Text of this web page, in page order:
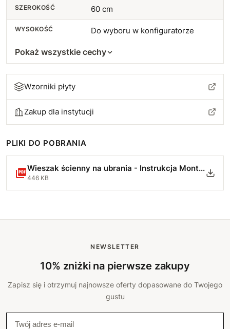
SZEROKOŚĆ 60 cm
WYSOKOŚĆ Do wyboru w konfiguratorze
Pokaż wszystkie cechy
Wzorniki płyty
Zakup dla instytucji
PLIKI DO POBRANIA
Wieszak ścienny na ubrania - Instrukcja Montażu1.pdf
446 KB
NEWSLETTER
10% zniżki na pierwsze zakupy
Zapisz się i otrzymuj najnowsze oferty dopasowane do Twojego
gustu